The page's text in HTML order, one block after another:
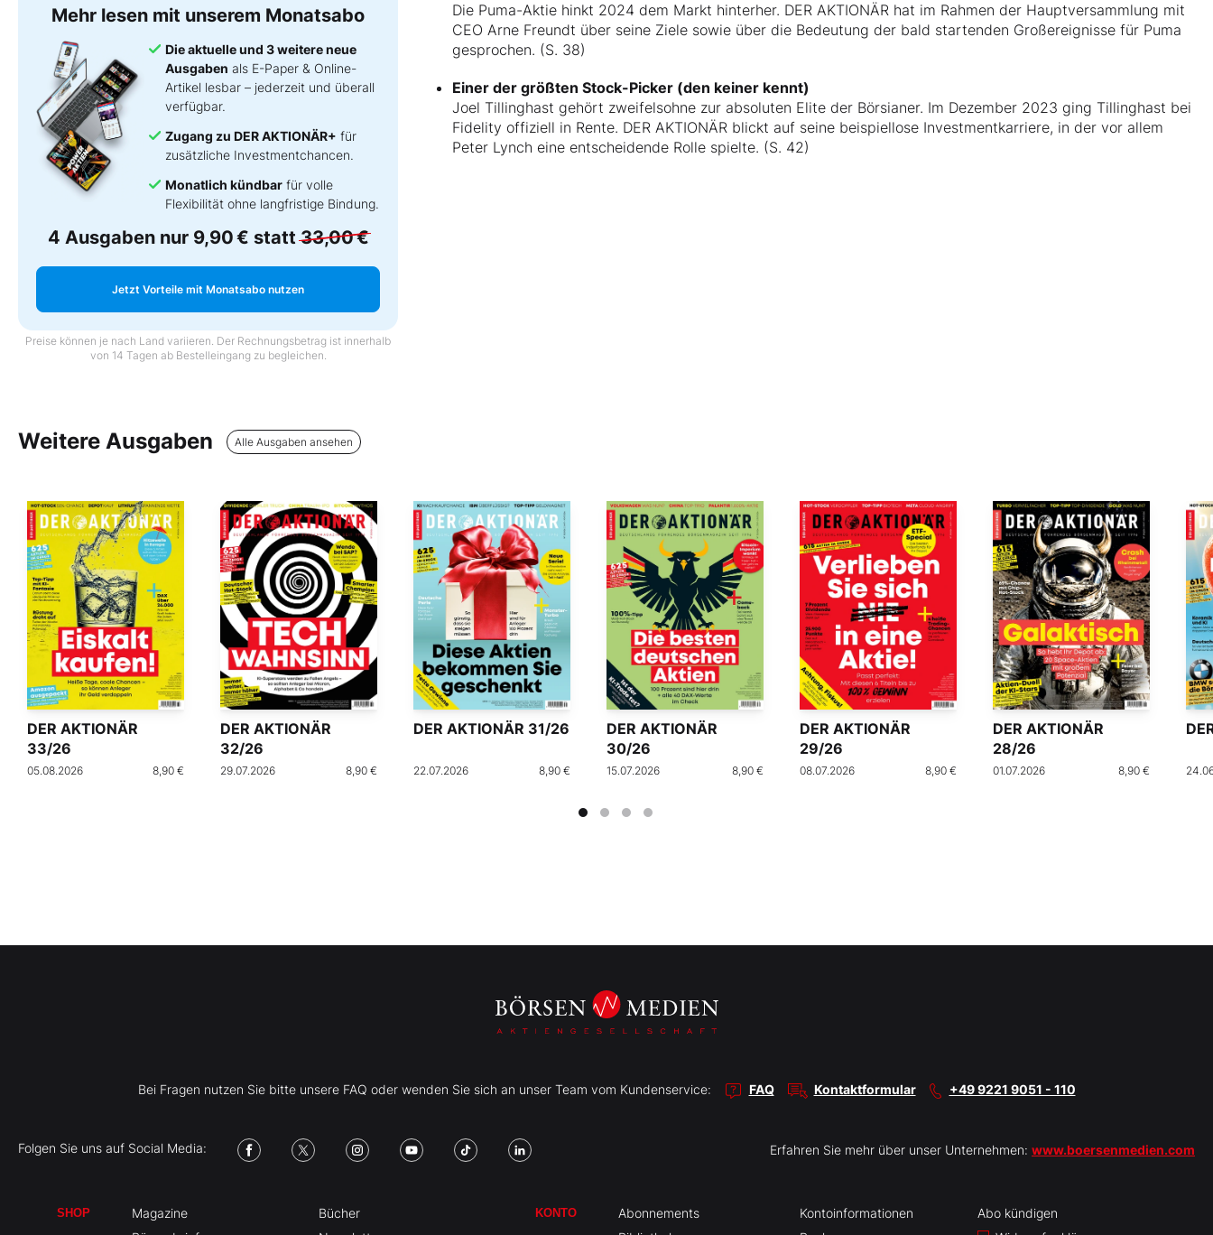
Mehr lesen mit unserem Monatsabo
Die aktuelle und 3 weitere neue
Ausgaben als E-Paper & Online-
Artikel lesbar – jederzeit und überall
verfügbar.
Zugang zu DER AKTIONÄR+ für
zusätzliche Investmentchancen.
Monatlich kündbar für volle
Flexibilität ohne langfristige Bindung.
4 Ausgaben nur 9,90 € statt33,00 €
Jetzt Vorteile mit Monatsabo nutzen
Preise können je nach Land variieren. Der Rechnungsbetrag ist innerhalb
von 14 Tagen ab Bestelleingang zu begleichen.
Die Puma-Aktie hinkt 2024 dem Markt hinterher. DER AKTIONÄR hat im Rahmen der Hauptversammlung mit
CEO Arne Freundt über seine Ziele sowie über die Bedeutung der bald startenden Großereignisse für Puma
gesprochen. (S. 38)
Einer der größten Stock-Picker (den keiner kennt)
Joel Tillinghast gehört zweifelsohne zur absoluten Elite der Börsianer. Im Dezember 2023 ging Tillinghast bei
Fidelity offiziell in Rente. DER AKTIONÄR blickt auf seine beispiellose Investmentkarriere, in der vor allem
Peter Lynch eine entscheidende Rolle spielte. (S. 42)
Weitere Ausgaben Alle Ausgaben ansehen
DER AKTIONÄR
33/26
05.08.2026 8,90 €
DER AKTIONÄR
32/26
29.07.2026 8,90 €
DER AKTIONÄR 31/26
22.07.2026 8,90 €
DER AKTIONÄR
30/26
15.07.2026 8,90 €
DER AKTIONÄR
29/26
08.07.2026 8,90 €
DER AKTIONÄR
28/26
01.07.2026 8,90 €
Bei Fragen nutzen Sie bitte unsere FAQ oder wenden Sie sich an unser Team vom Kundenservice: FAQ Kontaktformular +49 9221 9051 - 110
Folgen Sie uns auf Social Media: Erfahren Sie mehr über unser Unternehmen: www.boersenmedien.com
SHOP
Magazine
Bücher
KONTO
Abonnements
Kontoinformationen
Abo kündigen